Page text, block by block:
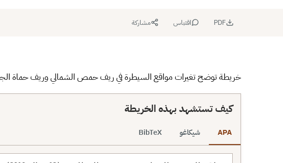
PDF اقتباس مشاركة
خريطة توضح تغيرات مواقع السيطرة في ريف حمص الشمالي وريف حماة الجنوبي حتى تاريخ
كيف تستشهد بهذه الخريطة
APA شيكاغو BibTeX